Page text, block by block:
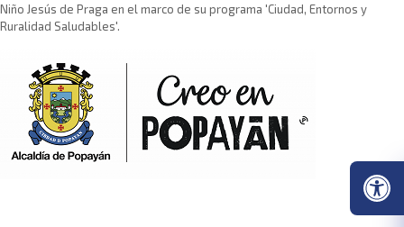
Niño Jesús de Praga en el marco de su programa 'Ciudad, Entornos y
Ruralidad Saludables'.